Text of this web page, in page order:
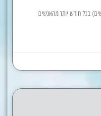
בכל חודש יותר מהאנשים